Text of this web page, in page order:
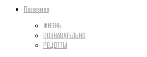
Полезное
ЖИЗНЬ
ПОЗНАВАТЕЛЬНО
РЕЦЕПТЫ